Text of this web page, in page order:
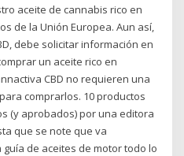
aceite de cannabis rico en
de la Unión Europea. Aun así,
debe solicitar información en
un aceite rico en
CBD no requieren una
comprarlos. 10 productos
(y aprobados) por una editora
que se note que va
de aceites de motor todo lo